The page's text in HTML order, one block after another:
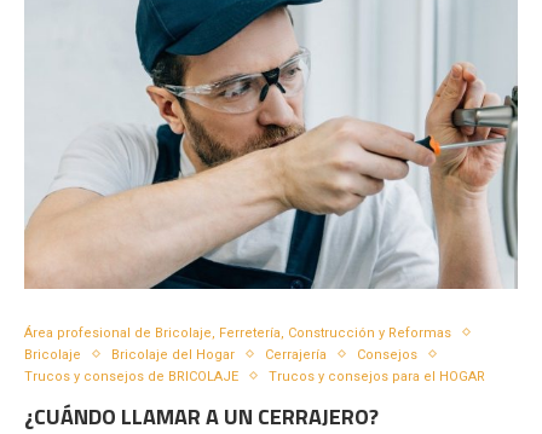
Área profesional de Bricolaje, Ferretería, Construcción y Reformas
Bricolaje
Bricolaje del Hogar Cerrajería
Consejos
Trucos y consejos de BRICOLAJE
Trucos y consejos para el HOGAR
¿CUÁNDO LLAMAR A UN CERRAJERO?